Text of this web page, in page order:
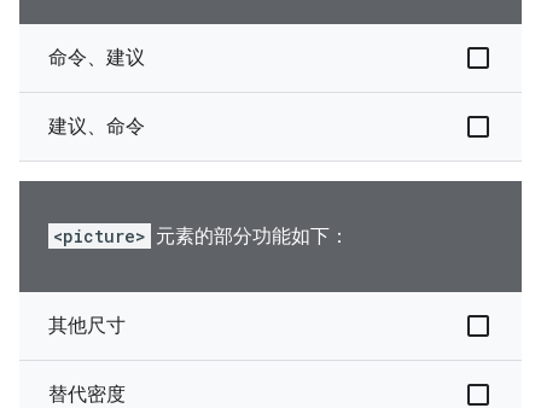
命令、建议
建议、命令
<picture> 元素的部分功能如下：
其他尺寸
替代密度